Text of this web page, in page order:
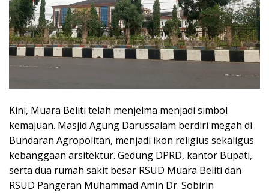
Kini, Muara Beliti telah menjelma menjadi simbol
kemajuan. Masjid Agung Darussalam berdiri megah di
Bundaran Agropolitan, menjadi ikon religius sekaligus
kebanggaan arsitektur. Gedung DPRD, kantor Bupati,
serta dua rumah sakit besar RSUD Muara Beliti dan
RSUD Pangeran Muhammad Amin Dr. Sobirin